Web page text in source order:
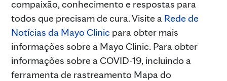
compaixão, conhecimento e respostas para
todos que precisam de cura. Visite a Rede de
Notícias da Mayo Clinic para obter mais
informações sobre a Mayo Clinic. Para obter
informações sobre a COVID-19, incluindo a
ferramenta de rastreamento Mapa do